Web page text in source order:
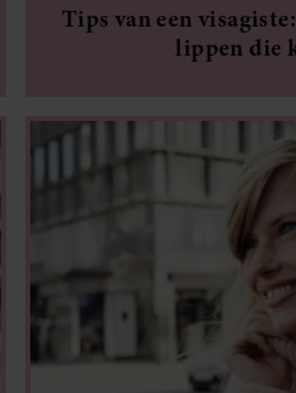
Tips van een
lippen die